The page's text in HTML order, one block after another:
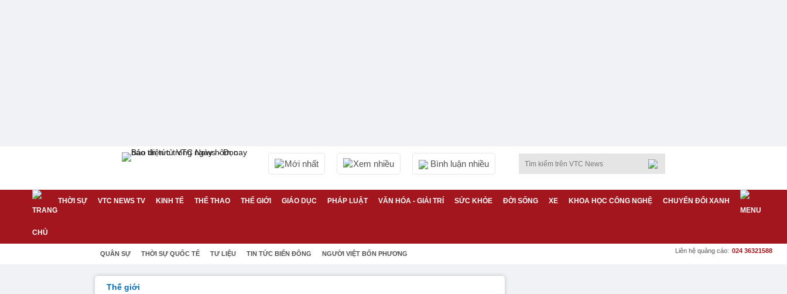
Mới nhất Xem nhiều Bình luận nhiều
THỜI SỰ VTC NEWS TV KINH TẾ THỂ THAO THẾ GIỚI GIÁO DỤC PHÁP LUẬT VĂN HÓA - GIẢI TRÍ SỨC KHỎE ĐỜI SỐNG XE KHOA HỌC CÔNG NGHỆ CHUYỂN ĐỔI XANH
QUÂN SỰ THỜI SỰ QUỐC TẾ TƯ LIỆU TIN TỨC BIỂN ĐÔNG NGƯỜI VIỆT BỐN PHƯƠNG Liên hệ quảng cáo: 024 36321588
Thế giới